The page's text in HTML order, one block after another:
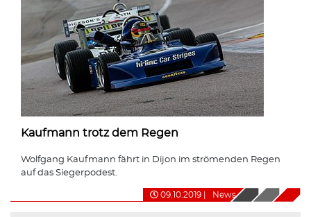
Kaufmann trotz dem Regen
Wolfgang Kaufmann fährt in Dijon im strömenden Regen
auf das Siegerpodest.
09.10.2019 News